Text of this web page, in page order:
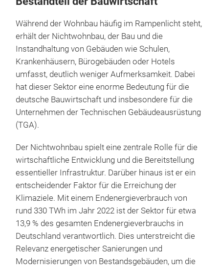
Während der Wohnbau häufig im Rampenlicht steht,
erhält der Nichtwohnbau, der Bau und die
Instandhaltung von Gebäuden wie Schulen,
Krankenhäusern, Bürogebäuden oder Hotels
umfasst, deutlich weniger Aufmerksamkeit. Dabei
hat dieser Sektor eine enorme Bedeutung für die
deutsche Bauwirtschaft und insbesondere für die
Unternehmen der Technischen Gebäudeausrüstung
(TGA).
Der Nichtwohnbau spielt eine zentrale Rolle für die
wirtschaftliche Entwicklung und die Bereitstellung
essentieller Infrastruktur. Darüber hinaus ist er ein
entscheidender Faktor für die Erreichung der
Klimaziele. Mit einem Endenergieverbrauch von
rund 330 TWh im Jahr 2022 ist der Sektor für etwa
13,9 % des gesamten Endenergieverbrauchs in
Deutschland verantwortlich. Dies unterstreicht die
Relevanz energetischer Sanierungen und
Modernisierungen von Bestandsgebäuden, um die